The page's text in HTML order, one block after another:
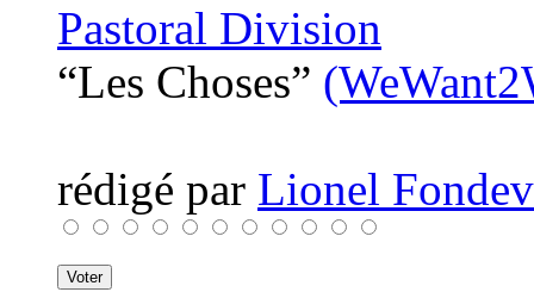
Pastoral Division
“Les Choses”
rédigé par Lionel